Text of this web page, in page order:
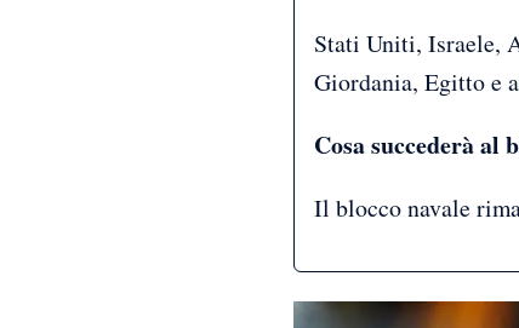
Stati Uniti, Israele,
Giordania, Egitto e
Cosa succederà al
Il blocco navale